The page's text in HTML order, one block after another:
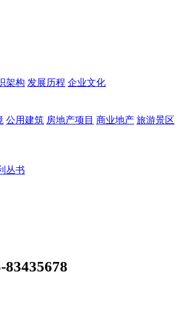
架构 发展历程 企业文化
公用建筑 房地产项目 商业地产 旅游景区
丛书
83435678